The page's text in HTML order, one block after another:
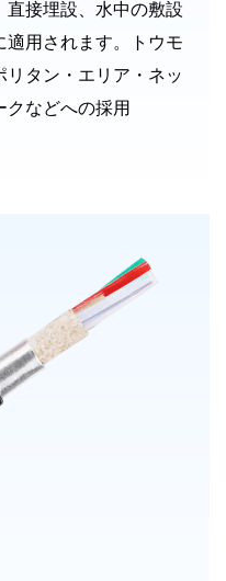
直接埋設、水中の敷設
適用されます。トウモ
リタン・エリア・ネッ
クなどへの採用